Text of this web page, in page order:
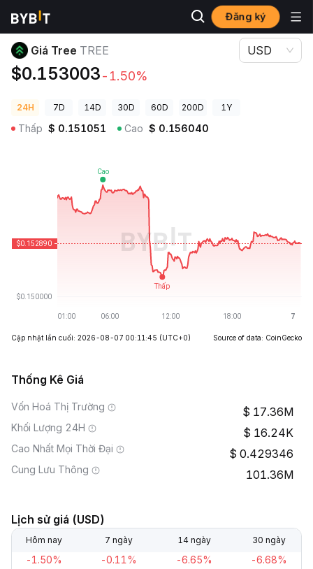
Đăng ký
Giá Tiền Điện Tử
Giá Tree TREE
$0.153003-1.50%
USD
24H 7D 14D 30D 60D 200D 1Y
Thấp $ 0.151051 Cao $ 0.156040
Cập nhật lần cuối: 2026-08-07 00:11:45 (UTC+0) Source of data: CoinGecko
Thống Kê Giá
Vốn Hoá Thị Trường 17.36M
Khối Lượng 24H 16.24K
Cao Nhất Mọi Thời Đại 0.429346
Cung Lưu Thông 101.36M
Lịch sử giá (USD)
Hôm nay 7 ngày 14 ngày 30 ngày
-1.50% -0.11% -6.65% -6.68%